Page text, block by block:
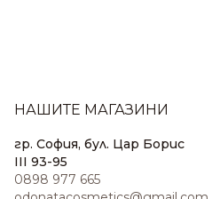
НАШИТЕ МАГАЗИНИ
гр. София, бул. Цар Борис
III 93-95
0898 977 665